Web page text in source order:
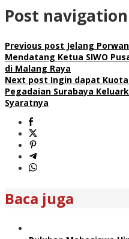
Post navigation
Previous post Jelang
Mendatang Ketua SIWO
di Malang Raya
Next post Ingin dapat
Pegadaian Surabaya
Syaratnya
Baca juga